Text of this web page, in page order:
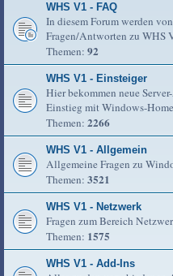
WHS V1 - FAQ
In diesem Forum werden
Fragen/Antworten zu WHS
Themen: 92
WHS V1 - Einsteiger
Hier bekommen neue
Einstieg mit Windows-
Themen: 2266
WHS V1 - Allgemein
Allgemeine Fragen zu
Themen: 3521
WHS V1 - Netzwerk
Fragen zum Bereich
Themen: 1575
WHS V1 - Add-Ins